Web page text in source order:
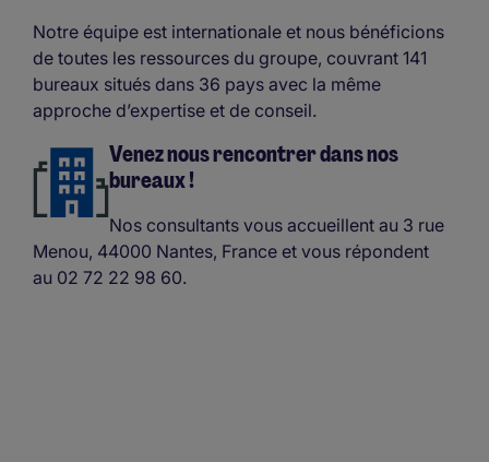
Notre équipe est internationale et nous bénéficions
de toutes les ressources du groupe, couvrant 141
bureaux situés dans 36 pays avec la même
approche d’expertise et de conseil.
Venez nous rencontrer dans nos
bureaux !
Nos consultants vous accueillent au 3 rue
Menou, 44000 Nantes, France et vous répondent
au 02 72 22 98 60.